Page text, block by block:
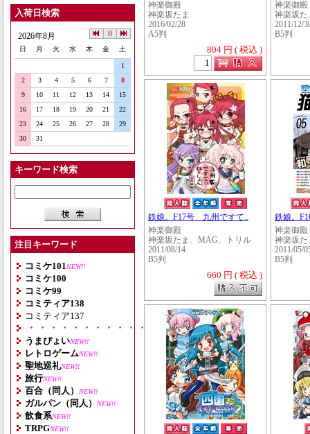
入荷日検索
2026年8月
日 月 火 水 木 金 土
1
2
3 4 5 6 7
8
9
10 11 12 13 14
15
16
17 18 19 20 21
22
23
24 25 26 27 28
29
30
31
キーワード検索
注目キーワード
コミケ101 NEW!!
コミケ100
コミケ99
コミティア138
コミティア137
・・・・・・・・・・・・・・・・・・・
うまぴょいNEW!!
レトロゲームNEW!!
聖地巡礼NEW!!
旅行NEW!!
百合（同人） NEW!!
ガルパン（同人） NEW!!
飲食系NEW!!
TRPGNEW!!
神楽御殿
神楽坂たま
2016/02/28
A5判
804 円 ( 税込 )
神楽御殿
神楽坂た
2011/12/
B5判
鉄娘。F17号 九州ですて..
神楽御殿
神楽坂たま、MAG、トリル
2011/08/14
B5判
660 円 ( 税込 )
鉄娘。
神楽御殿
神楽坂た
2011/05/
B5判